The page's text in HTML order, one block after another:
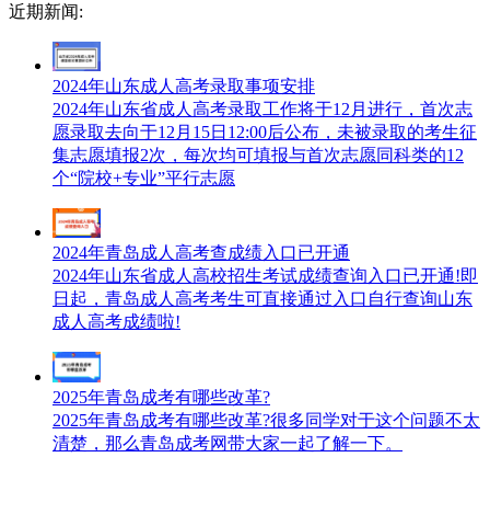
近期新闻:
2024年山东成人高考录取事项安排
2024年山东省成人高考录取工作将于12月进行，首次志
愿录取去向于12月15日12:00后公布，未被录取的考生征
集志愿填报2次，每次均可填报与首次志愿同科类的12
个“院校+专业”平行志愿
2024年青岛成人高考查成绩入口已开通
2024年山东省成人高校招生考试成绩查询入口已开通!即
日起，青岛成人高考考生可直接通过入口自行查询山东
成人高考成绩啦!
2025年青岛成考有哪些改革?
2025年青岛成考有哪些改革?很多同学对于这个问题不太
清楚，那么青岛成考网带大家一起了解一下。